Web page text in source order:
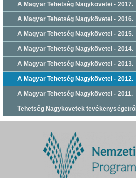
A Magyar Tehetség Nagykövetei - 2017.
A Magyar Tehetség Nagykövetei - 2016.
A Magyar Tehetség Nagykövetei - 2015.
A Magyar Tehetség Nagykövetei - 2014.
A Magyar Tehetség Nagykövetei - 2013.
A Magyar Tehetség Nagykövetei - 2012.
A Magyar Tehetség Nagykövetei - 2011.
Tehetség Nagykövetek tevékenységeiről